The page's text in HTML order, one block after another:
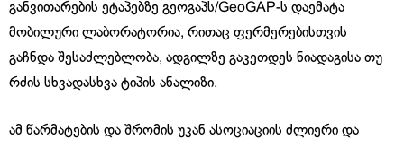
განვითარების ეტაპებზე გეოგაპს/GeoGAP-ს დაემატა
მობილური ლაბორატორია, რითაც ფერმერებისთვის
გაჩნდა შესაძლებლობა, ადგილზე გაკეთდეს ნიადაგისა თუ
რძის სხვადასხვა ტიპის ანალიზი.
ამ წარმატების და შრომის უკან ასოციაციის ძლიერი და